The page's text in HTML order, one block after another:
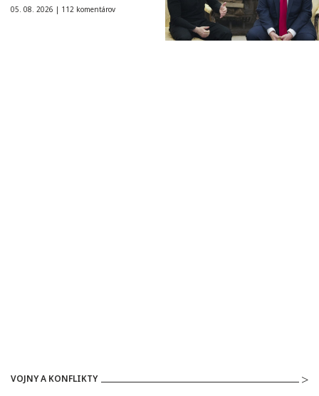
05. 08. 2026 | 112 komentárov
VOJNY A KONFLIKTY